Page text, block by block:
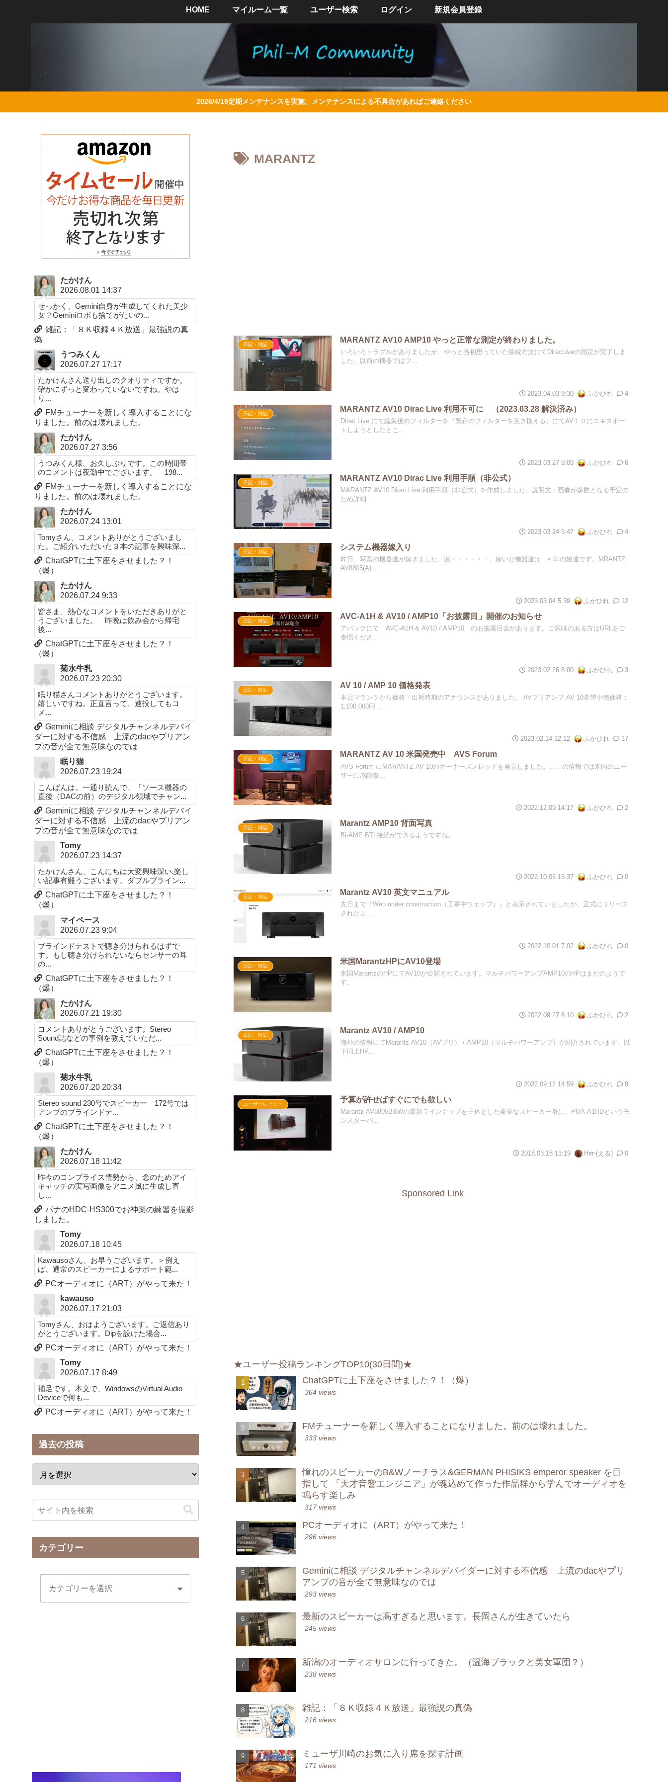
HOME マイルーム一覧 ユーザー検索 ログイン 新規会員登録
2026/4/19定期メンテナンスを実施、メンテナンスによる不具合があればご連絡ください
MARANTZ
日記・雑記
MARANTZ AV10 AMP10 やっと正常な測定が終わりました。
いろいろトラブルがありましたが、やっと当初思っていた接続方法にてDiracLiveの測定が完了しま
した。以前の機器ではフ...
2023.04.03 9:30 ふかひれ 4
日記・雑記
MARANTZ AV10 Dirac Live 利用不可に （2023.03.28 解決済み）
Dirac Live にて編集後のフィルターを『既存のフィルターを置き換える』にてAV１０にエキスポー
トしようとしたとこ...
2023.03.27 5:09 ふかひれ 6
日記・雑記
MARANTZ AV10 Dirac Live 利用手順（非公式）
MARANTZ AV10 Dirac Live 利用手順（非公式）を作成しました。説明文・画像が多数となる予定の
ため詳細...
2023.03.24 5:47 ふかひれ 4
日記・雑記
システム機器嫁入り
昨日、写真の機器達が嫁ぎました。涙・・・・・・。嫁いだ機器達は × 印の娘達です。MRANTZ
AV8805(A) ...
2023.03.04 5:39 ふかひれ 12
日記・雑記
AVC-A1H & AV10 / AMP10「お披露目」開催のお知らせ
アバックにて AVC-A1H & AV10 / AMP10 のお披露目会があります。ご興味のある方はURLをご
参照くださ...
2023.02.26 8:00 ふかひれ 3
日記・雑記
AV 10 / AMP 10 価格発表
本日マランツから価格・出荷時期のアナウンスがありました。 AVプリアンプ AV 10希望小売価格：
1,100,000円 ...
2023.02.14 12:12 ふかひれ 17
日記・雑記
MARANTZ AV 10 米国発売中 AVS Forum
AVS Forum にMARANTZ AV 10のオーナーズスレッドを発見しました。ここの情報では米国のユー
ザーに感謝祭...
2022.12.09 14:17 ふかひれ 2
日記・雑記
Marantz AMP10 背面写真
Bi-AMP BTL接続ができるようですね。
2022.10.05 15:37 ふかひれ 0
日記・雑記
Marantz AV10 英文マニュアル
先日まで『Web under construction（工事中ウェッブ）』と表示されていましたが、正式にリリース
されたよ...
2022.10.01 7:02 ふかひれ 0
日記・雑記
米国MarantzHPにAV10登場
米国MarantzのHPにてAV10が公開されています。マルチパワーアンプAMP10のHPはまだのようで
す。
2022.09.27 8:10 ふかひれ 2
日記・雑記
Marantz AV10 / AMP10
海外の情報にてMarantz AV10（AVプリ） / AMP10（マルチパワーアンプ）が紹介されています。以
下同上HP...
2022.09.12 14:59 ふかひれ 9
ユーザーレビュー
予算が許せばすぐにでも欲しい
Marantz AV8805B&Wの最新ラインナップを主体とした豪華なスピーカー群に、POA-A1HDというモ
ンスターパ...
2018.03.18 13:19 Her-(える) 0
Sponsored Link
★ユーザー投稿ランキングTOP10(30日間)★
ChatGPTに土下座をさせました？！（爆）
364 views
FMチューナーを新しく導入することになりました。前のは壊れました。
333 views
憧れのスピーカーのB&Wノーチラス&GERMAN PHISIKS emperor speaker を目
指して 「天才音響エンジニア」が魂込めて作った作品群から学んでオーディオを
鳴らす楽しみ
317 views
PCオーディオに（ART）がやって来た！
296 views
Geminiに相談 デジタルチャンネルデバイダーに対する不信感 上流のdacやプリ
アンプの音が全て無意味なのでは
293 views
最新のスピーカーは高すぎると思います。長岡さんが生きていたら
245 views
新潟のオーディオサロンに行ってきた。（温海ブラックと美女軍団？）
238 views
雑記：「８Ｋ収録４Ｋ放送」最強説の真偽
216 views
ミューザ川崎のお気に入り席を探す計画
171 views
たかけん
2026.08.01 14:37
せっかく、Gemini自身が生成してくれた美少
女？Geminiロボも捨てがたいの...
雑記：「８Ｋ収録４Ｋ放送」最強説の真
偽
うつみくん
2026.07.27 17:17
たかけんさん送り出しのクオリティですか。
確かにずっと変わっていないですね。やは
り...
FMチューナーを新しく導入することにな
りました。前のは壊れました。
たかけん
2026.07.27 3:56
うつみくん様、お久しぶりです。この時間帯
のコメントは夜勤中でございます。 198...
FMチューナーを新しく導入することにな
りました。前のは壊れました。
たかけん
2026.07.24 13:01
Tomyさん、コメントありがとうございまし
た。ご紹介いただいた３本の記事を興味深...
ChatGPTに土下座をさせました？！
（爆）
たかけん
2026.07.24 9:33
皆さま、熱心なコメントをいただきありがと
うございました。 昨晩は飲み会から帰宅
後...
ChatGPTに土下座をさせました？！
（爆）
菊水牛乳
2026.07.23 20:30
眠り猫さんコメントありがとうございます。
嬉しいですね。正直言って、連投してもコ
メ...
Geminiに相談 デジタルチャンネルデバイ
ダーに対する不信感 上流のdacやプリアン
プの音が全て無意味なのでは
眠り猫
2026.07.23 19:24
こんばんは。一通り読んで、「ソース機器の
直後（DACの前）のデジタル領域でチャン...
Geminiに相談 デジタルチャンネルデバイ
ダーに対する不信感 上流のdacやプリアン
プの音が全て無意味なのでは
Tomy
2026.07.23 14:37
たかけんさん、こんにちは大変興味深い,楽し
い記事有難うございます。ダブルブライン...
ChatGPTに土下座をさせました？！
（爆）
マイペース
2026.07.23 9:04
ブラインドテストで聴き分けられるはずで
す。もし聴き分けられないならセンサーの耳
の...
ChatGPTに土下座をさせました？！
（爆）
たかけん
2026.07.21 19:30
コメントありがとうございます。Stereo
Sound誌などの事例を教えていただ...
ChatGPTに土下座をさせました？！
（爆）
菊水牛乳
2026.07.20 20:34
Stereo sound 230号でスピーカー 172号では
アンプのブラインドテ...
ChatGPTに土下座をさせました？！
（爆）
たかけん
2026.07.18 11:42
昨今のコンプライス情勢から、念のためアイ
キャッチの実写画像をアニメ風に生成し直
し...
パナのHDC-HS300でお神楽の練習を撮影
しました。
Tomy
2026.07.18 10:45
Kawausoさん、お早うございます。＞例え
ば、通常のスピーカーによるサポート範...
PCオーディオに（ART）がやって来た！
kawauso
2026.07.17 21:03
Tomyさん、おはようございます。ご返信あり
がとうございます。Dipを設けた場合...
PCオーディオに（ART）がやって来た！
Tomy
2026.07.17 8:49
補足です。本文で、WindowsのVirtual Audio
Deviceで何も...
PCオーディオに（ART）がやって来た！
過去の投稿
カテゴリー